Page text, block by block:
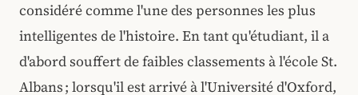
considéré comme l'une des personnes les plus
intelligentes de l'histoire. En tant qu'étudiant, il a
d'abord souffert de faibles classements à l'école St.
Albans ; lorsqu'il est arrivé à l'Université d'Oxford,